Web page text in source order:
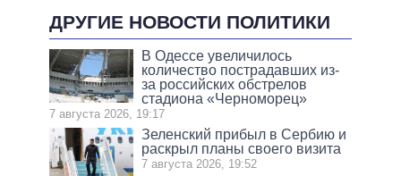
ДРУГИЕ НОВОСТИ ПОЛИТИКИ
В Одессе увеличилось
количество пострадавших из-
за российских обстрелов
стадиона «Черноморец»
7 августа 2026, 19:17
Зеленский прибыл в Сербию и
раскрыл планы своего визита
7 августа 2026, 19:52